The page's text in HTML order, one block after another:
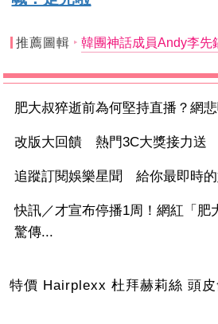
推薦圖輯 韓團神話成員Andy李先
肥大叔猝逝前為何堅持直播？網
改版大回饋 熱門3C大獎接力送
追蹤訂閱娛樂星聞 給你最即時
快訊／才宣布停播1周！網紅「肥
驚傳...
特價 Hairplexx 杜拜赫莉絲 頭皮